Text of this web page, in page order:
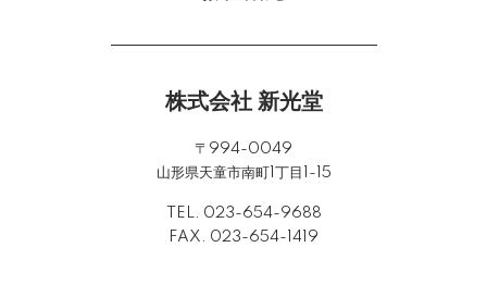
株式会社 新光堂
〒994-0049
山形県天童市南町1丁目1-15
TEL. 023-654-9688
FAX. 023-654-1419